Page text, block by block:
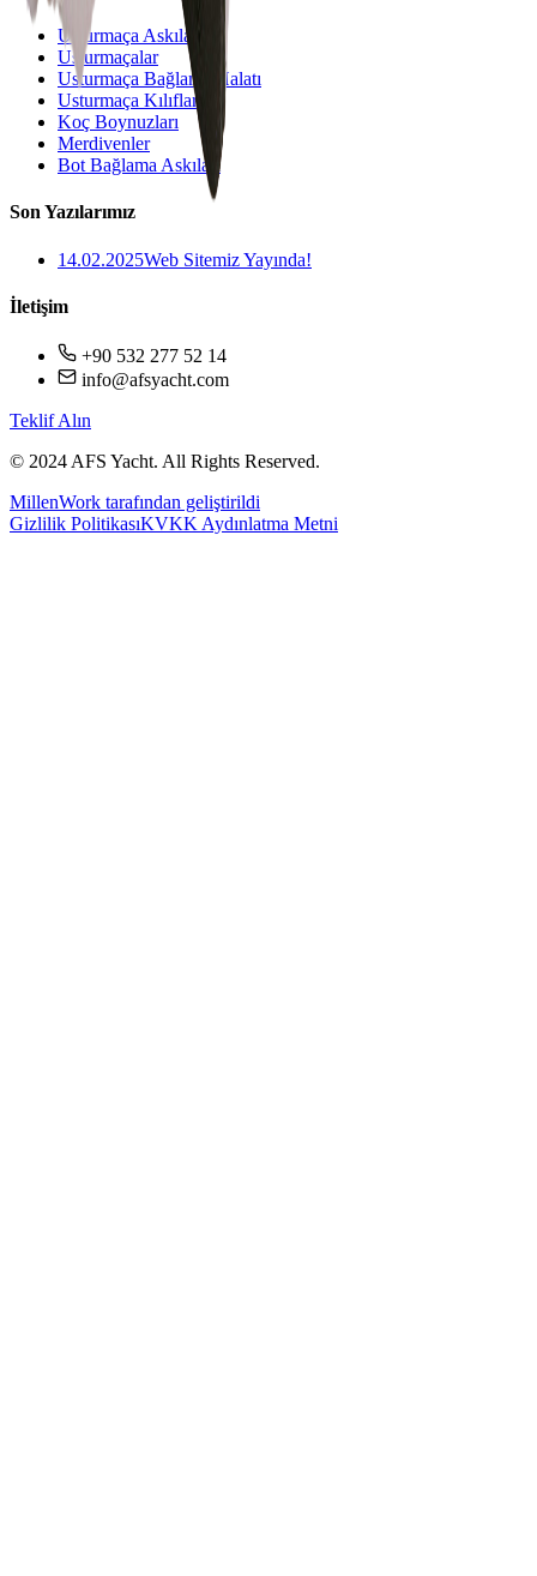
Usturmaça Askıları
Usturmaçalar
Usturmaça Bağlama Halatı
Usturmaça Kılıfları
Koç Boynuzları
Merdivenler
Bot Bağlama Askıları
Son Yazılarımız
14.02.2025Web Sitemiz Yayında!
İletişim
+90 532 277 52 14
info@afsyacht.com
Teklif Alın
© 2024 AFS Yacht. All Rights Reserved.
MillenWork tarafından geliştirildi
Gizlilik PolitikasıKVKK Aydınlatma Metni